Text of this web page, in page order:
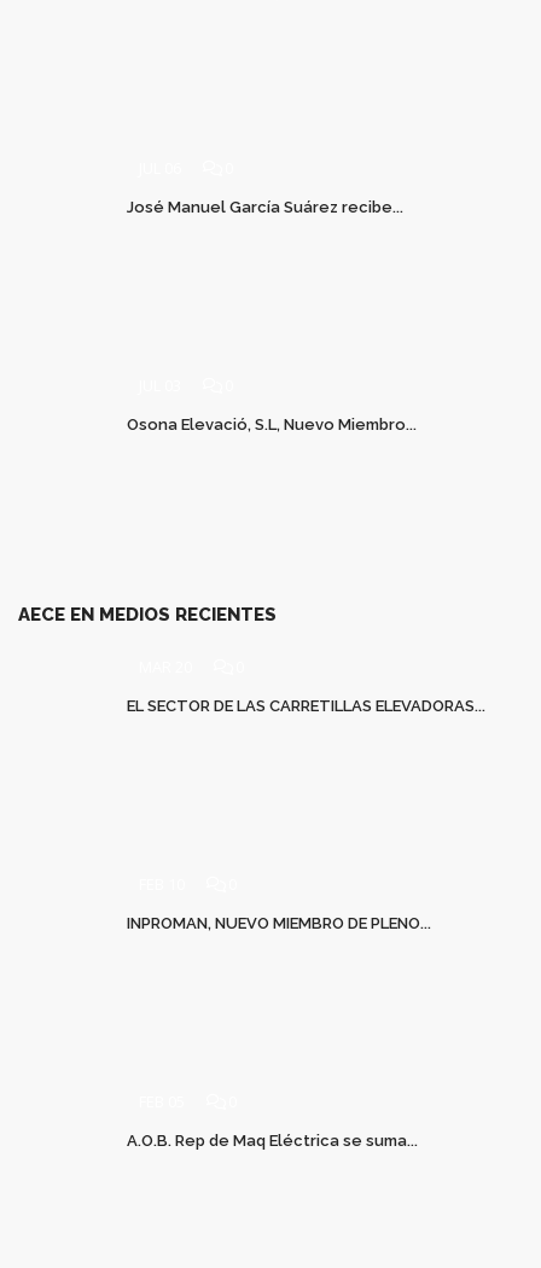
José Manuel García Suárez recibe...
Osona Elevació, S.L, Nuevo Miembro...
AECE EN MEDIOS RECIENTES
EL SECTOR DE LAS CARRETILLAS ELEVADORAS...
INPROMAN, NUEVO MIEMBRO DE PLENO...
A.O.B. Rep de Maq Eléctrica se suma...